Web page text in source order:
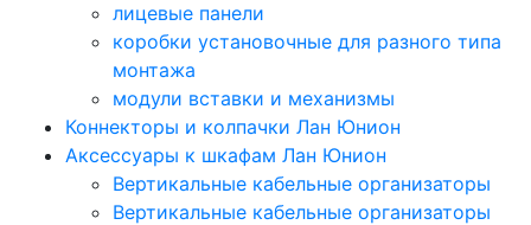
лицевые панели
коробки установочные для разного типа
монтажа
модули вставки и механизмы
Коннекторы и колпачки Лан Юнион
Аксессуары к шкафам Лан Юнион
Вертикальные кабельные организаторы
Вертикальные кабельные организаторы